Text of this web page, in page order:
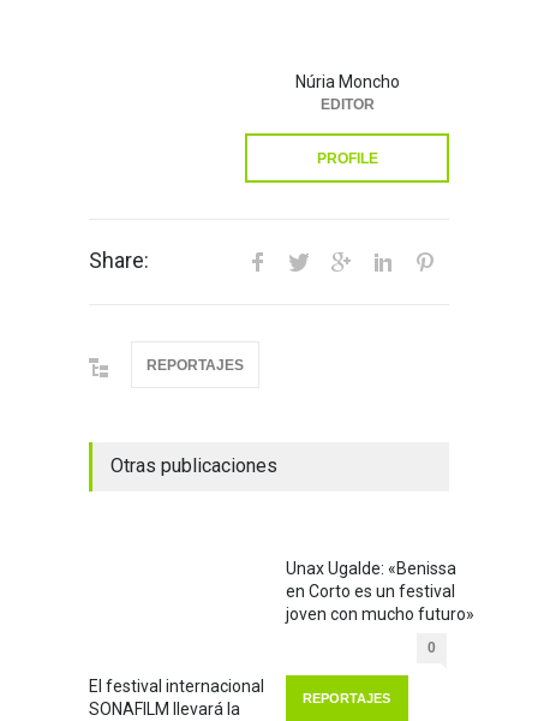
Núria Moncho
EDITOR
PROFILE
Share:
REPORTAJES
Otras publicaciones
El festival internacional
SONAFILM llevará la
Unax Ugalde: «Benissa
en Corto es un festival
joven con mucho futuro»
0
REPORTAJES